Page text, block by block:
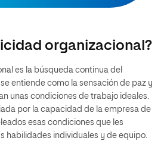
organizacional?
es la búsqueda continua del
se entiende como la sensación de paz y
unas condiciones de trabajo ideales.
por la capacidad de la empresa de
esas condiciones que les
habilidades individuales y de equipo.